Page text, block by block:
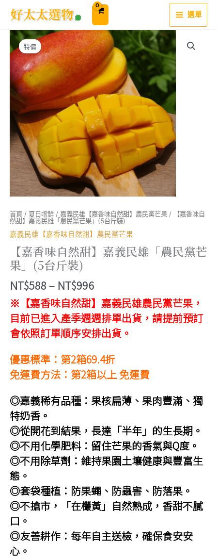
內
選單
特價
首頁 / 夏日嚐鮮 / 嘉義民雄【嘉香味自然甜】農民黨芒果 / 【嘉香味自
然甜】嘉義民雄「農民黨芒果」(5台斤裝)
嘉義民雄【嘉香味自然甜】農民黨芒果
【嘉香味自然甜】嘉義民雄「農民黨芒
果」(5台斤裝)
NT$588 – NT$996價
格
範
圍：
到
NT$996
※【嘉香味自然甜】嘉義民雄農民黨芒果，
目前已進入產季週週排單出貨，請提前預訂
會依照訂單順序安排出貨。
優惠標準：第2箱69.4折
免運費方法：第2箱以上 免運費
◎嘉義稀有品種：果核扁薄、果肉豐滿、獨
特奶香。
◎從開花到結果，長達「半年」的生長期。
◎不用化學肥料：留住芒果的香氣與Q度。
◎不用除草劑：維持果園土壤健康與豐富生
態。
◎套袋種植：防果蠅、防蟲害、防落果。
◎不搶市，「在欉黃」自然熟成，香甜不膩
口。
◎友善耕作：每年自主送檢，確保食安安
心。